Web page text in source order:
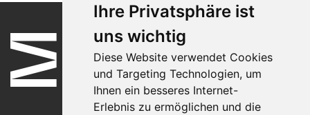
Ihre Privatsphäre ist
uns wichtig
Diese Website verwendet Cookies
und Targeting Technologien, um
Ihnen ein besseres Internet-
Erlebnis zu ermöglichen und die